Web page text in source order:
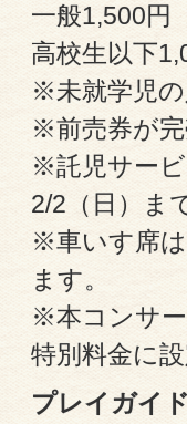
一般1,500円
高校生以下
※未就学児の
※前売券が
※託児サー
2/2（日）ま
※車いす席
ます。
※本コンサ
特別料金に
プレイガイド